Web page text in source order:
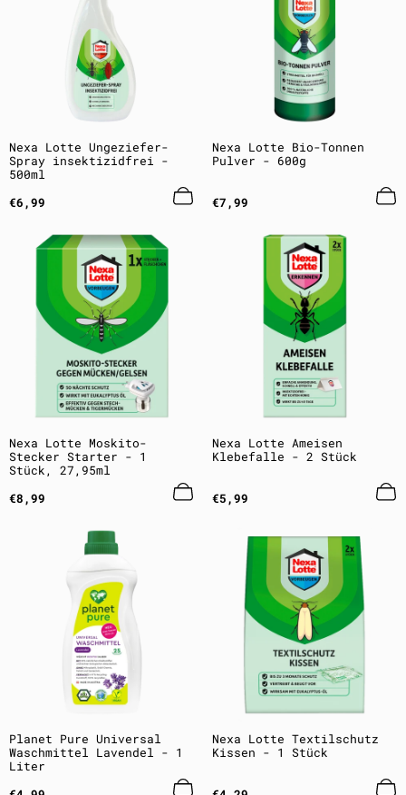
Nexa Lotte Ungeziefer-
Spray insektizidfrei -
500ml
Regulärer
Preis
€6,99
Nexa Lotte Bio-Tonnen
Pulver - 600g
Regulärer
Preis
€7,99
Nexa Lotte Moskito-
Stecker Starter - 1
Stück, 27,95ml
Regulärer
Preis
€8,99
Nexa Lotte Ameisen
Klebefalle - 2 Stück
Regulärer
Preis
€5,99
Planet Pure Universal
Waschmittel Lavendel - 1
Liter
Nexa Lotte Textilschutz
Kissen - 1 Stück